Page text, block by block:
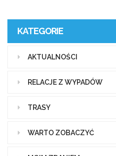
KATEGORIE
AKTUALNOŚCI
RELACJE Z WYPADÓW
TRASY
WARTO ZOBACZYĆ